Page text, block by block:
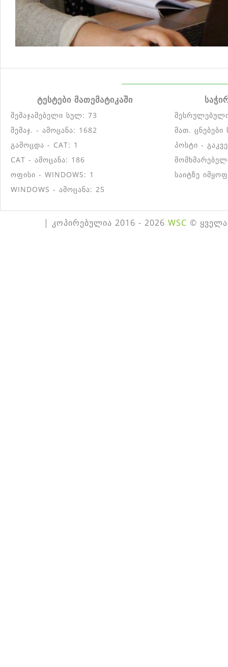
ტესტები მათემატიკაში
შემაჯამებელი სულ: 73
შემაჯ. - ამოცანა: 1682
გამოცდა - CAT: 1
CAT - ამოცანა: 186
ოფისი - WINDOWS: 1
WINDOWS - ამოცანა: 25
მათ.
პოსტი -
საიტზე
| კოპირებულია 2016 - 2026 WSC ©